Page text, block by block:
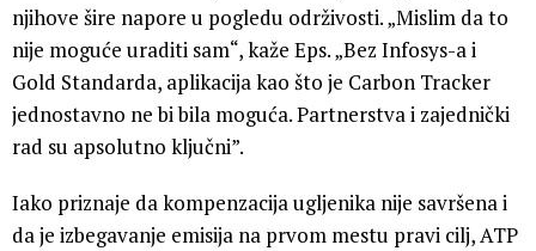
njihove šire napore u pogledu održivosti. „Mislim da to
nije moguće uraditi sam“, kaže Eps. „Bez Infosys-a i
Gold Standarda, aplikacija kao što je Carbon Tracker
jednostavno ne bi bila moguća. Partnerstva i zajednički
rad su apsolutno ključni”.
Iako priznaje da kompenzacija ugljenika nije savršena i
da je izbegavanje emisija na prvom mestu pravi cilj, ATP